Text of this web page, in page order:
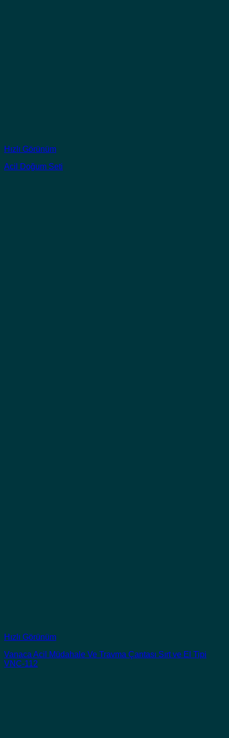
Hızlı Görünüm
Acil Doğum Seti
Hızlı Görünüm
Vanaca Acil Müdahale Ve Travma Çantası Sırt ve El Tipi
VNC-112